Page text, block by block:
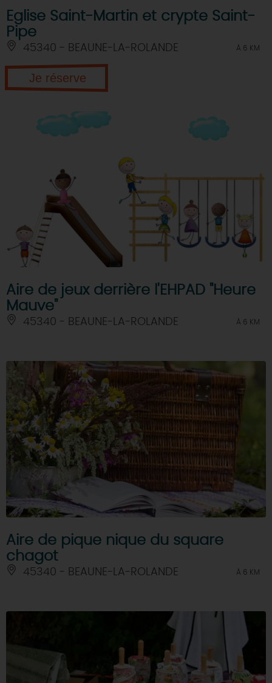
Eglise Saint-Martin et crypte Saint-
Pipe
45340 - BEAUNE-LA-ROLANDE À 6 KM
Je réserve
Aire de jeux derrière l'EHPAD "Heure
Mauve"
45340 - BEAUNE-LA-ROLANDE À 6 KM
Aire de pique nique du square
chagot
45340 - BEAUNE-LA-ROLANDE À 6 KM